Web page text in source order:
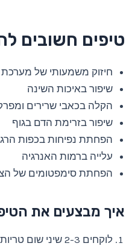
טיפים חשובים
חיזוק משמעותי של מערכת
שיפור באיכות השינה
הקלה בכאבי שרירים
שיפור בזרימת הדם בגוף
הפחתת נפיחות בכפות
עלייה ברמות האנרגיה
הפחתת סימפטומים של
איך מבצעים את
לוקחים 2-3 שיני שום טריות וחותכים אותן לפרוסות דקות